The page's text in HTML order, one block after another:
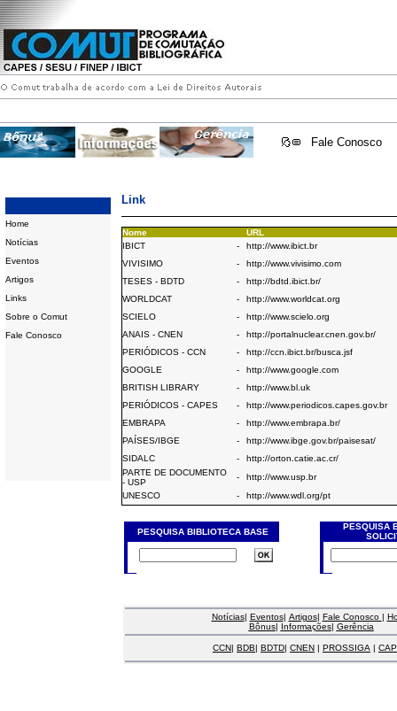
Fale Conosco
Home
Notícias
Eventos
Artigos
Links
Sobre o Comut
Fale Conosco
Link
Nome
URL
IBICT
-
http://www.ibict.br
VIVISIMO
-
http://www.vivisimo.com
TESES - BDTD
-
http://bdtd.ibict.br/
WORLDCAT
-
http://www.worldcat.org
SCIELO
-
http://www.scielo.org
ANAIS - CNEN
-
http://portalnuclear.cnen.gov.br/
PERIÓDICOS - CCN
-
http://ccn.ibict.br/busca.jsf
GOOGLE
-
http://www.google.com
BRITISH LIBRARY
-
http://www.bl.uk
PERIÓDICOS - CAPES
-
http://www.periodicos.capes.gov.br
EMBRAPA
-
http://www.embrapa.br/
PAÍSES/IBGE
-
http://www.ibge.gov.br/paisesat/
SIDALC
-
http://orton.catie.ac.cr/
PARTE DE DOCUMENTO
- USP
-
http://www.usp.br
UNESCO
- http://www.wdl.org/pt
PESQUISA BIBLIOTECA BASE
PESQUISA
Notícias| Eventos| Artigos| Fale Conosco |
Bônus| Informações| Gerência
CCN| BDB| BDTD| CNEN | PROSSIGA |